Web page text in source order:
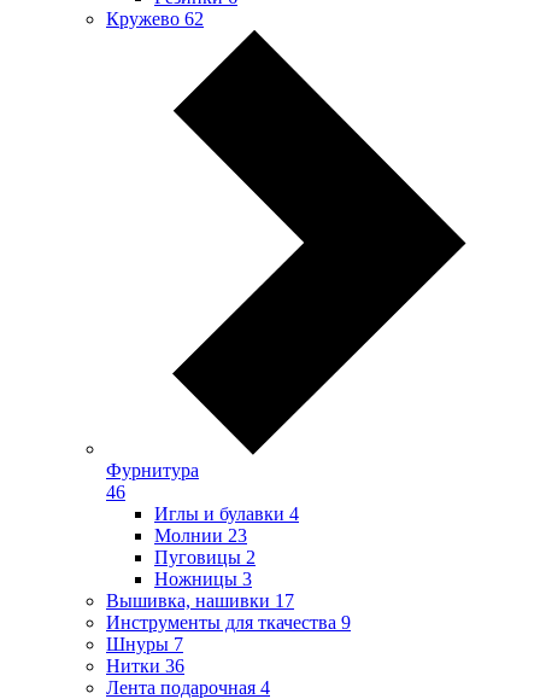
Кружево 62
Фурнитура
46
Иглы и булавки 4
Молнии 23
Пуговицы 2
Ножницы 3
Вышивка, нашивки 17
Инструменты для ткачества 9
Шнуры 7
Нитки 36
Лента подарочная 4